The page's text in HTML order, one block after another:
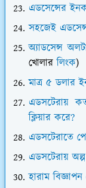
এডসেন্সের
সহজেই
অ্যাডসেন্স
খোলারলিংক)
মাত্র ৫ ডলার
এডসটেরায়
ক্লিয়ার করে?
এডসটেরাতে
এডসটেরায়
হারাম